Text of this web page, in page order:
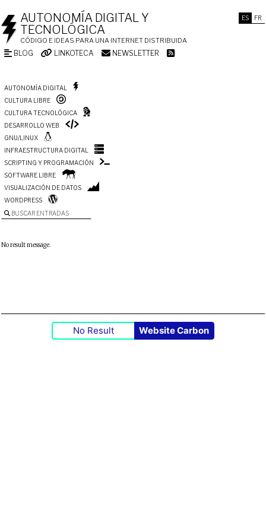
ES FR
AUTONOMÍA DIGITAL Y
TECNOLÓGICA
CÓDIGO E IDEAS PARA UNA INTERNET DISTRIBUIDA
BLOG LINKOTECA NEWSLETTER
AUTONOMÍA DIGITAL
CULTURA LIBRE
CULTURA TECNOLÓGICA
DESARROLLO WEB
GNU/LINUX
INFRAESTRUCTURA DIGITAL
SCRIPTING Y PROGRAMACIÓN
SOFTWARE LIBRE
VISUALIZACIÓN DE DATOS
WORDPRESS
BUSCAR ENTRADAS
No result message.
No Result Website Carbon